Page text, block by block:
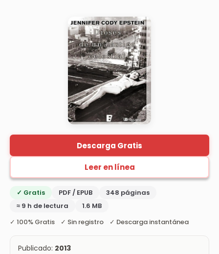
Descarga Gratis
Leer en línea
✓ Gratis PDF / EPUB
348 páginas
≈ 9 h de lectura
1.6 MB
✓ 100% Gratis ✓ Sin registro ✓ Descarga instantánea
Publicado: 2013